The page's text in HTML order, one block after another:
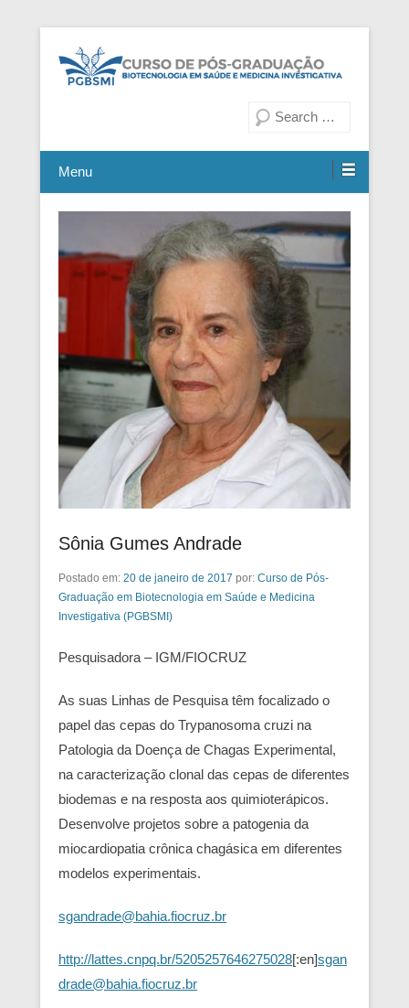
Curso de Pós-Graduação em
Medicina Investigativa
Menu
Sônia Gumes Andrade
Postado em: 20 de janeiro de 2017 por: Curso de Pós-
Graduação em Biotecnologia em Saúde e Medicina
Investigativa (PGBSMI)
Pesquisadora – IGM/FIOCRUZ
As suas Linhas de Pesquisa têm focalizado o
papel das cepas do Trypanosoma cruzi na
Patologia da Doença de Chagas Experimental,
na caracterização clonal das cepas de diferentes
biodemas e na resposta aos quimioterápicos.
Desenvolve projetos sobre a patogenia da
miocardiopatia crônica chagásica em diferentes
modelos experimentais.
sgandrade@bahia.fiocruz.br
http://lattes.cnpq.br/5205257646275028[:en]sgan
drade@bahia.fiocruz.br